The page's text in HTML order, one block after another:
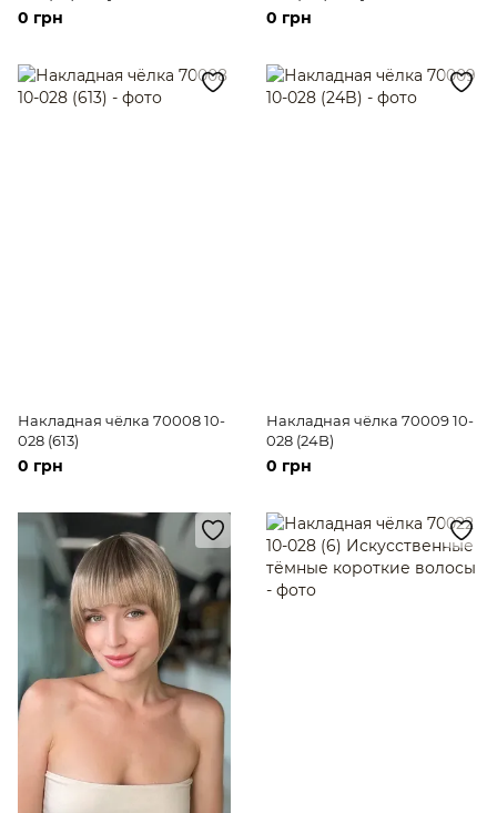
рыжие короткие волосы
0 грн
рыжие короткие волосы
0 грн
Накладная чёлка 70008 10-
028 (613)
0 грн
Накладная чёлка 70009 10-
028 (24B)
0 грн